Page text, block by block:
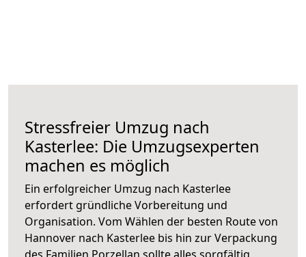
Stressfreier Umzug nach
Kasterlee: Die Umzugsexperten
machen es möglich
Ein erfolgreicher Umzug nach Kasterlee
erfordert gründliche Vorbereitung und
Organisation. Vom Wählen der besten Route von
Hannover nach Kasterlee bis hin zur Verpackung